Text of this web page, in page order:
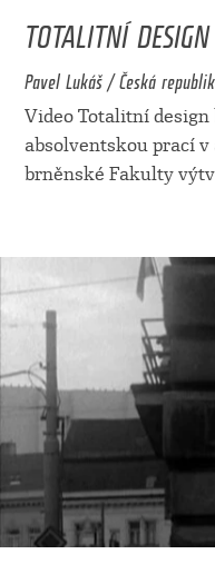
TOTALITNÍ DESIGN
Pavel Lukáš / Česká
Video Totalitní
absolventskou prací
brněnské Fakulty